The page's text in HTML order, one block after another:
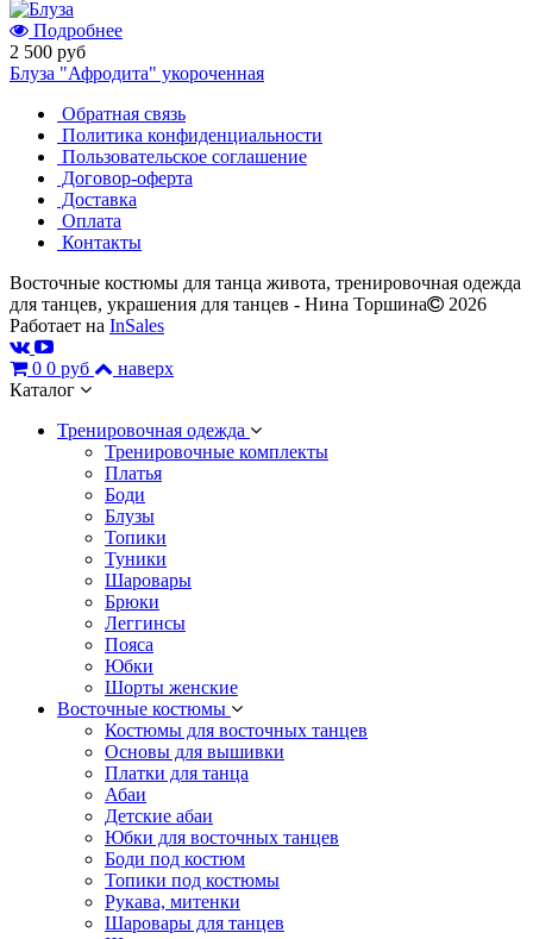
Подробнее
2 500 руб
Блуза "Афродита" укороченная
Обратная связь
Политика конфиденциальности
Пользовательское соглашение
Договор-оферта
Доставка
Оплата
Контакты
Восточные костюмы для танца живота, тренировочная одежда
для танцев, украшения для танцев - Нина Торшина
2026
Работает на InSales
0 0 руб
наверх
Каталог
Тренировочная одежда
Тренировочные комплекты
Платья
Боди
Блузы
Топики
Туники
Шаровары
Брюки
Леггинсы
Пояса
Юбки
Шорты женские
Восточные костюмы
Костюмы для восточных танцев
Основы для вышивки
Платки для танца
Абаи
Детские абаи
Юбки для восточных танцев
Боди под костюм
Топики под костюмы
Рукава, митенки
Шаровары для танцев